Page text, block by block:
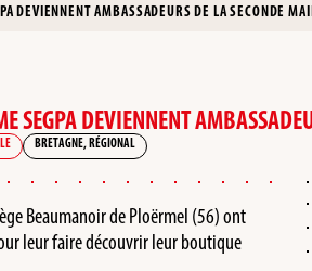
DEVIENNENT AMBASSADEURS DE LA SECONDE
SEGPA DEVIENNENT
BRETAGNE,RÉGIONAL
Beaumanoir de Ploërmel (56) ont
leur faire découvrir leur boutique